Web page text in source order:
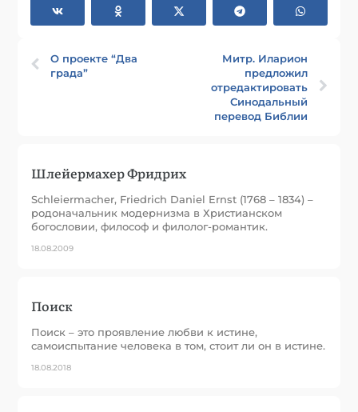
О проекте “Два
града”
Митр. Иларион
предложил
отредактировать
Синодальный
перевод Библии
Шлейермахер Фридрих
Schleiermacher, Friedrich Daniel Ernst (1768 – 1834) –
родоначальник модернизма в Христианском
богословии, философ и филолог-романтик.
18.08.2009
Поиск
Поиск – это проявление любви к истине,
самоиспытание человека в том, стоит ли он в истине.
18.08.2018